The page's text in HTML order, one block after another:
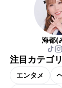
海都(
注目カテゴ
エンタメ